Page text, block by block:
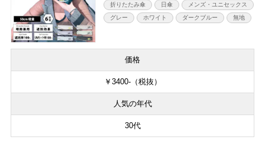
折りたたみ傘 日傘
メンズ・ユニセックス
グレー
ホワイト ダークブルー 無地
価格
￥3400-（税抜）
人気の年代
30代